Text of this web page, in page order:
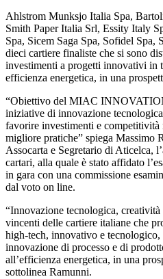
Ahlstrom Munksjo Italia Spa,
Smith Paper Italia Srl, Essity Italy
Spa, Sicem Saga Spa, Sofidel
dieci cartiere finaliste che si sono
investimenti a progetti innovativi in
efficienza energetica, in una
“Obiettivo del MIAC
iniziative di innovazione
favorire investimenti e competitività
migliore pratiche” spiega Massimo
Assocarta e Segretario di Aticelca,
cartari, alla quale è stato affidato
in gara con una commissione
dal voto on line.
“Innovazione tecnologica,
vincenti delle cartiere italiane che
high-tech, innovativo e tecnologico,
innovazione di processo e di
all’efficienza energetica, in una
sottolinea Ramunni.